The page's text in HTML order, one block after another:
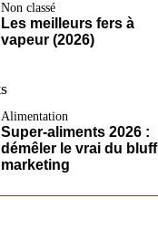
Non classé
Les meilleurs fers à
vapeur (2026)
Alimentation
Super-aliments 2026 :
démêler le vrai du bluff
marketing